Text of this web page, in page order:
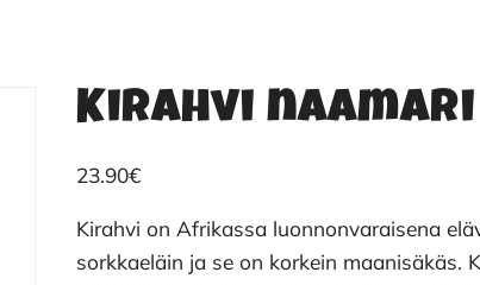
Kirahvi naamari
23.90€
Kirahvi on Afrikassa luonnonvaraisena
sorkkaeläin ja se on korkein maanisäkäs.